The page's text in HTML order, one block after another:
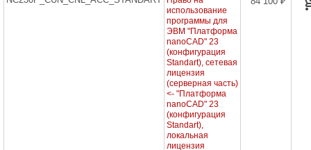
использование
программы для
ЭВМ "Платформа
nanoCAD" 23
(конфигурация
Standart), сетевая
лицензия
(серверная часть)
<- "Платформа
nanoCAD" 23
(конфигурация
Standart),
локальная
лицензия